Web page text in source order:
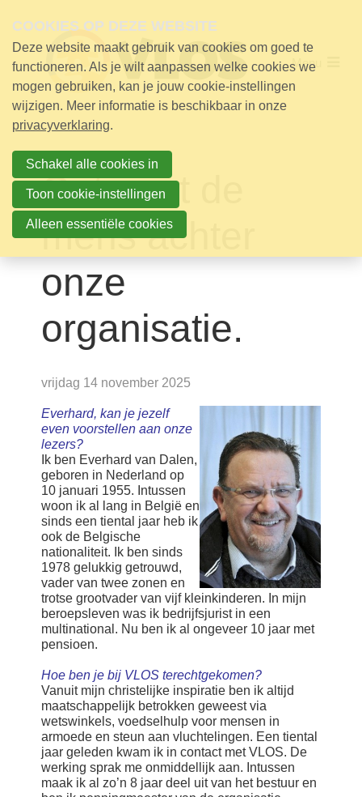
links
Jump
to
navigation
Jump
to
main
Menu
Ontmoet de
mens achter
onze
organisatie.
vrijdag 14 november 2025
Everhard, kan je jezelf
even voorstellen aan onze
lezers?
Ik ben Everhard van Dalen,
geboren in Nederland op
10 januari 1955. Intussen
woon ik al lang in België en
sinds een tiental jaar heb ik
ook de Belgische
nationaliteit. Ik ben sinds
1978 gelukkig getrouwd,
vader van twee zonen en
trotse grootvader van vijf kleinkinderen. In mijn
beroepsleven was ik bedrijfsjurist in een
multinational. Nu ben ik al ongeveer 10 jaar met
pensioen.
Hoe ben je bij VLOS terechtgekomen?
Vanuit mijn christelijke inspiratie ben ik altijd
maatschappelijk betrokken geweest via
wetswinkels, voedselhulp voor mensen in
armoede en steun aan vluchtelingen. Een tiental
jaar geleden kwam ik in contact met VLOS. De
werking sprak me onmiddellijk aan. Intussen
maak ik al zo’n 8 jaar deel uit van het bestuur en
Over VLOS
Werking
Nieuws
25 jaar VLOS
Aanmelden voor de nieuwsbrief
Contact
Contact
Search
Nederlands
COOKIES OP DEZE WEBSITE
Deze website maakt gebruik van cookies om goed te
functioneren. Als je wilt aanpassen welke cookies we
mogen gebruiken, kan je jouw cookie-instellingen
wijzigen. Meer informatie is beschikbaar in onze
privacyverklaring.
Schakel alle cookies in
Toon cookie-instellingen
Alleen essentiële cookies